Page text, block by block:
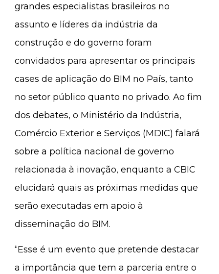
grandes especialistas brasileiros no
assunto e líderes da indústria da
construção e do governo foram
convidados para apresentar os principais
cases de aplicação do BIM no País, tanto
no setor público quanto no privado. Ao fim
dos debates, o Ministério da Indústria,
Comércio Exterior e Serviços (MDIC) falará
sobre a política nacional de governo
relacionada à inovação, enquanto a CBIC
elucidará quais as próximas medidas que
serão executadas em apoio à
disseminação do BIM.
“Esse é um evento que pretende destacar
a importância que tem a parceria entre o